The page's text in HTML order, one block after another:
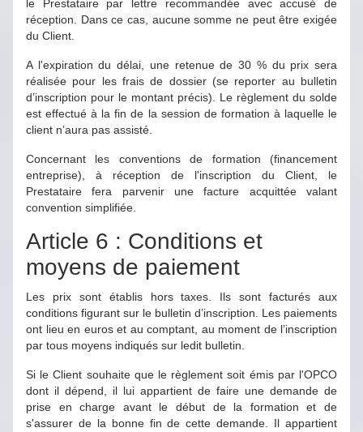
le Prestataire par lettre recommandée avec accusé de
réception. Dans ce cas, aucune somme ne peut être exigée
du Client.
A l'expiration du délai, une retenue de 30 % du prix sera
réalisée pour les frais de dossier (se reporter au bulletin
d’inscription pour le montant précis). Le règlement du solde
est effectué à la fin de la session de formation à laquelle le
client n’aura pas assisté.
Concernant les conventions de formation (financement
entreprise), à réception de l'inscription du Client, le
Prestataire fera parvenir une facture acquittée valant
convention simplifiée.
Article 6 : Conditions et
moyens de paiement
Les prix sont établis hors taxes. Ils sont facturés aux
conditions figurant sur le bulletin d’inscription. Les paiements
ont lieu en euros et au comptant, au moment de l’inscription
par tous moyens indiqués sur ledit bulletin.
Si le Client souhaite que le règlement soit émis par l'OPCO
dont il dépend, il lui appartient de faire une demande de
prise en charge avant le début de la formation et de
s'assurer de la bonne fin de cette demande. Il appartient